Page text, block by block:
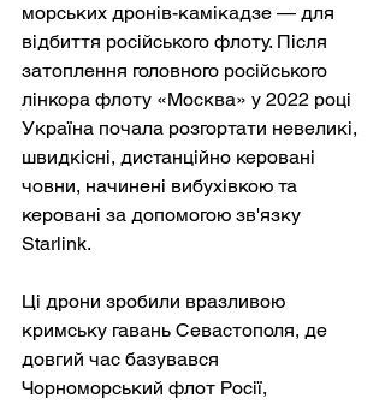
морських дронів-камікадзе — для
відбиття російського флоту. Після
затоплення головного російського
лінкора флоту «Москва» у 2022 році
Україна почала розгортати невеликі,
швидкісні, дистанційно керовані
човни, начинені вибухівкою та
керовані за допомогою зв'язку
Starlink.
Ці дрони зробили вразливою
кримську гавань Севастополя, де
довгий час базувався
Чорноморський флот Росії,